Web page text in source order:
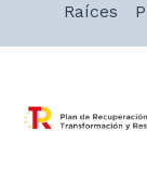
Raíces